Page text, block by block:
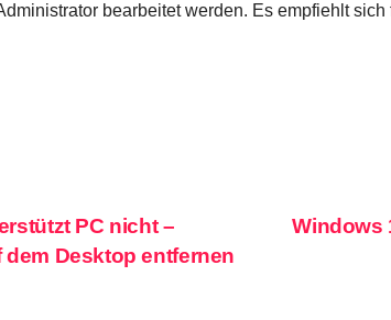
bearbeitet werden. Es empfiehlt
Windows
PC nicht –
Desktop entfernen